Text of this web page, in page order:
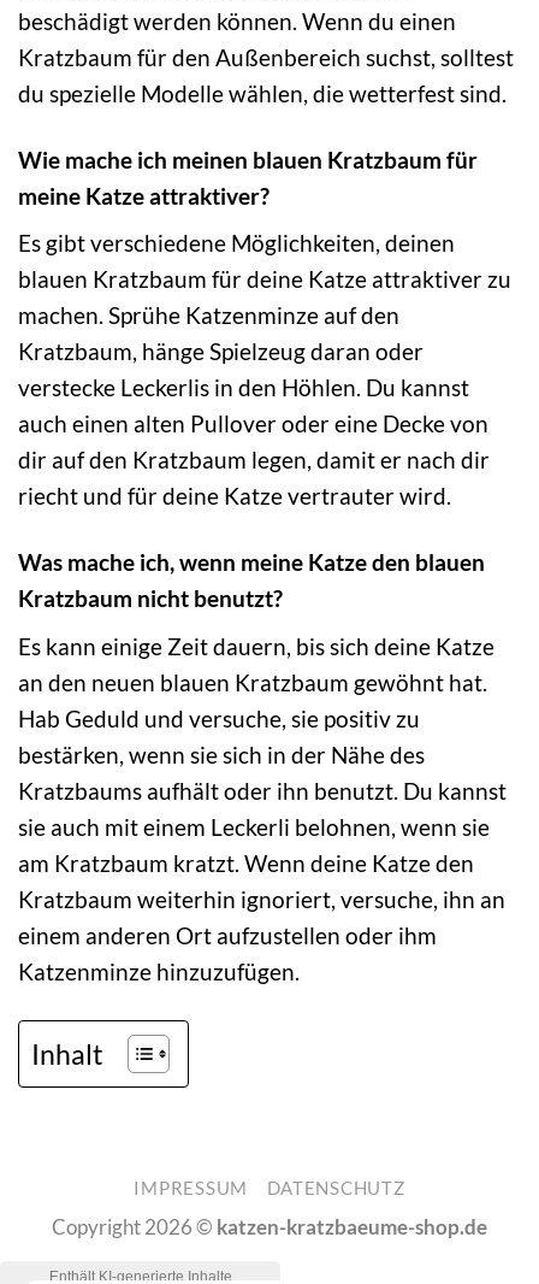
beschädigt werden können. Wenn du einen
Kratzbaum für den Außenbereich suchst, solltest
du spezielle Modelle wählen, die wetterfest sind.
Wie mache ich meinen blauen Kratzbaum für
meine Katze attraktiver?
Es gibt verschiedene Möglichkeiten, deinen
blauen Kratzbaum für deine Katze attraktiver zu
machen. Sprühe Katzenminze auf den
Kratzbaum, hänge Spielzeug daran oder
verstecke Leckerlis in den Höhlen. Du kannst
auch einen alten Pullover oder eine Decke von
dir auf den Kratzbaum legen, damit er nach dir
riecht und für deine Katze vertrauter wird.
Was mache ich, wenn meine Katze den blauen
Kratzbaum nicht benutzt?
Es kann einige Zeit dauern, bis sich deine Katze
an den neuen blauen Kratzbaum gewöhnt hat.
Hab Geduld und versuche, sie positiv zu
bestärken, wenn sie sich in der Nähe des
Kratzbaums aufhält oder ihn benutzt. Du kannst
sie auch mit einem Leckerli belohnen, wenn sie
am Kratzbaum kratzt. Wenn deine Katze den
Kratzbaum weiterhin ignoriert, versuche, ihn an
einem anderen Ort aufzustellen oder ihm
Katzenminze hinzuzufügen.
Inhalt
IMPRESSUM DATENSCHUTZ
Copyright 2026 © katzen-kratzbaeume-shop.de